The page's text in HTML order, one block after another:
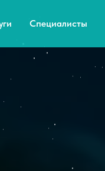
Специалисты